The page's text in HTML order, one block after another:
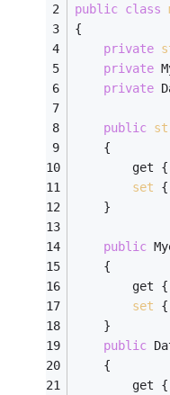
public class
{
private
private
private
public
    {
        get {
set {
    }
public
    {
        get {
set {
    }
public
    {
        get {